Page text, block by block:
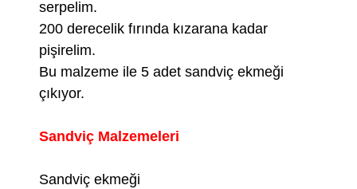
serpelim.
200 derecelik fırında kızarana kadar
pişirelim.
Bu malzeme ile 5 adet sandviç ekmeği
çıkıyor.
Sandviç Malzemeleri
Sandviç ekmeği